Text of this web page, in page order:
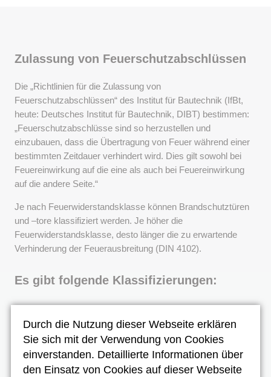
Zulassung von Feuerschutzabschlüssen
Die „Richtlinien für die Zulassung von
Feuerschutzabschlüssen“ des Institut für Bautechnik (IfBt,
heute: Deutsches Institut für Bautechnik, DIBT) bestimmen:
„Feuerschutzabschlüsse sind so herzustellen und
einzubauen, dass die Übertragung von Feuer während einer
bestimmten Zeitdauer verhindert wird. Dies gilt sowohl bei
Feuereinwirkung auf die eine als auch bei Feuereinwirkung
auf die andere Seite.“
Je nach Feuerwiderstandsklasse können Brandschutztüren
und –tore klassifiziert werden. Je höher die
Feuerwiderstandsklasse, desto länger die zu erwartende
Verhinderung der Feuerausbreitung (DIN 4102).
Es gibt folgende Klassifizierungen:
F30: Feuerwiderstandsdauer von > 30 Minuten,
F60: Feuerwiderstandsdauer > 60 Minuten,
F90: Feuerwiderstandsdauer > 90 Minuten,
F120: Feuerwiderstandsdauer >120 Minuten,
F180: Feuerwiderstandsdauer > 180 Minuten
Durch die Nutzung dieser Webseite erklären
Sie sich mit der Verwendung von Cookies
einverstanden. Detaillierte Informationen über
den Einsatz von Cookies auf dieser Webseite